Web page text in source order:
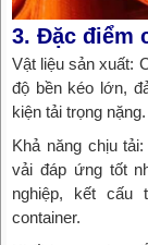
3. Đặc điểm
Vật liệu sản xuất:
độ bền kéo lớn,
kiện tải trọng nặng.
Khả năng chịu
vải đáp ứng tốt
nghiệp, kết cấu
container.